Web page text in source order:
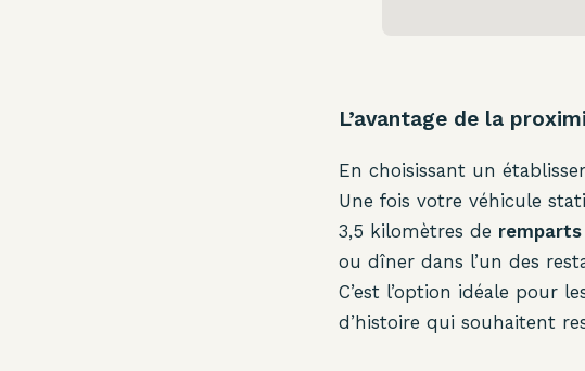
L’avantage de la
En choisissant un
Une fois votre véhicule
3,5 kilomètres de remparts
ou dîner dans l’un des
C’est l’option idéale pour
d’histoire qui souhaitent